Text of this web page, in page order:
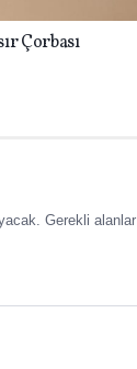
Çorbası
Gerekli alanlar